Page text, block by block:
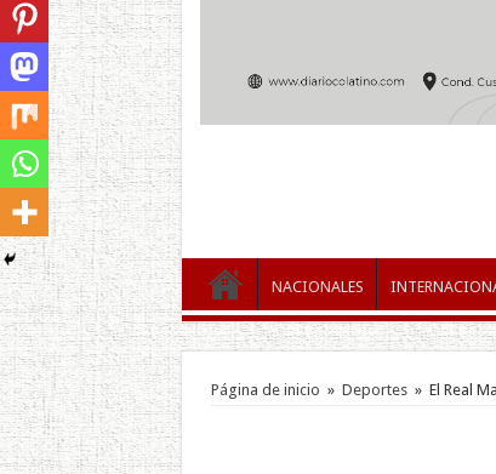
NACIONALES
Página de inicio » Deportes » El Real